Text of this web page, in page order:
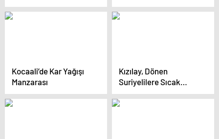
Geldi
Kocaali’de Kar Yağışı
Manzarası
Kızılay, Dönen
Suriyelilere Sıcak
İkramda Bulundu